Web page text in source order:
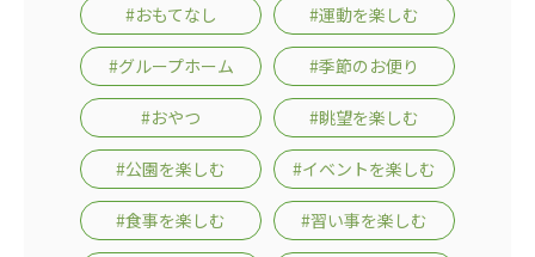
#おもてなし #運動を楽しむ
#グループホーム #季節のお便り
#おやつ #眺望を楽しむ
#公園を楽しむ #イベントを楽しむ
#食事を楽しむ #習い事を楽しむ